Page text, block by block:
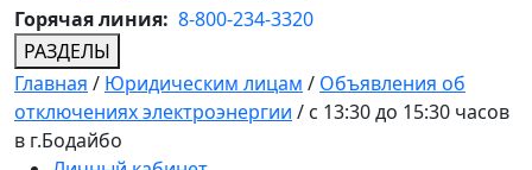
Горячая линия: 8-800-234-3320
РАЗДЕЛЫ
Главная / Юридическим лицам / Объявления об
отключениях электроэнергии / с 13:30 до 15:30 часов
в г.Бодайбо